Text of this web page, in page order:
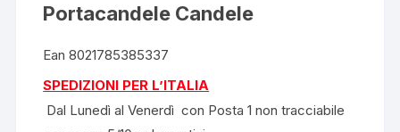
Portacandele Candele
Ean 8021785385337
SPEDIZIONI PER L’ITALIA
Dal Lunedì al Venerdì con Posta 1 non tracciabile